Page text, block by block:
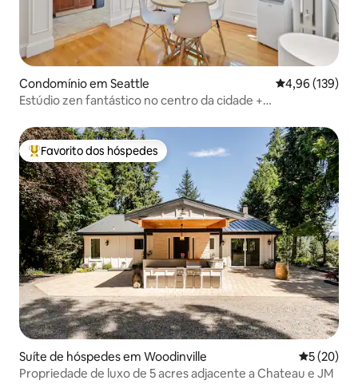
Condomínio em Seattle Classificação
4,96 (139)
Estúdio zen fantástico no centro da cidade +
Favoritos dos hóspedes mais apreciados
Favorito dos hóspedes
Suíte de hóspedes em Woodinville
5 (20)
Propriedade de luxo de 5 acres adjacente a Chateau e JM